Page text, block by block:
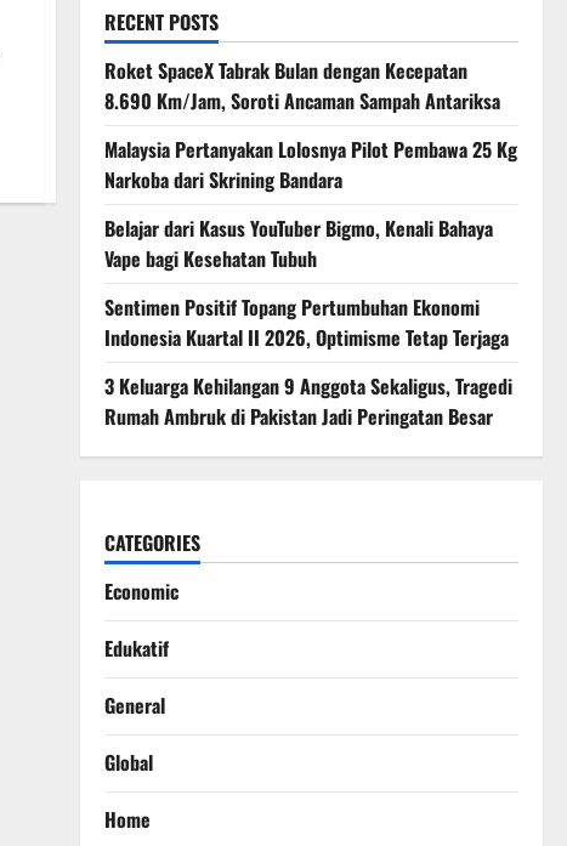
RECENT POSTS
Roket SpaceX Tabrak Bulan dengan Kecepatan
8.690 Km/Jam, Soroti Ancaman Sampah Antariksa
Malaysia Pertanyakan Lolosnya Pilot Pembawa 25 Kg
Narkoba dari Skrining Bandara
Belajar dari Kasus YouTuber Bigmo, Kenali Bahaya
Vape bagi Kesehatan Tubuh
Sentimen Positif Topang Pertumbuhan Ekonomi
Indonesia Kuartal II 2026, Optimisme Tetap Terjaga
3 Keluarga Kehilangan 9 Anggota Sekaligus, Tragedi
Rumah Ambruk di Pakistan Jadi Peringatan Besar
CATEGORIES
Economic
Edukatif
General
Global
Home